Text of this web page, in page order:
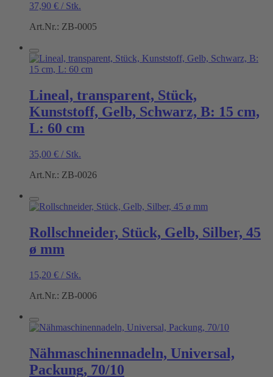
37,90 € / Stk.
Art.Nr.: ZB-0005
Lineal, transparent, Stück,
Kunststoff, Gelb, Schwarz, B: 15 cm,
L: 60 cm
35,00 € / Stk.
Art.Nr.: ZB-0026
Rollschneider, Stück, Gelb, Silber, 45
ø mm
15,20 € / Stk.
Art.Nr.: ZB-0006
Nähmaschinennadeln, Universal,
Packung, 70/10